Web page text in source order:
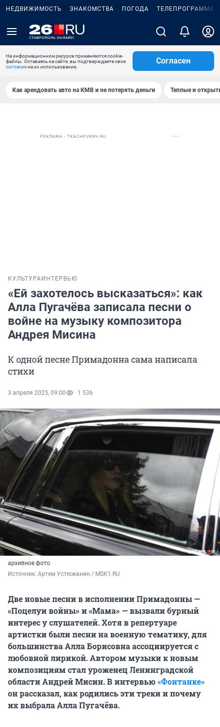
НЕДВИЖИМОСТЬ ЗНАКОМСТВА ПОГОДА ТЕЛЕПРОГРАММА
На информационном ресурсе применяются cookie-
файлы. Оставаясь на сайте, вы подтверждаете свое
согласиена их использование.
Согласен
Как арендовать авто на КМВ и не потерять деньги Теплые и
РЕКЛАМА • TKACHEVKMV.RU
КУЛЬТУРА ИНТЕРВЬЮ
«Ей захотелось высказаться»: как
Алла Пугачёва записала песни о
войне на музыку композитора
Андрея Мисина
К одной песне Примадонна сама написала
стихи
3 апреля 2025, 09:00 1 536
архивное фото
Источник: Артем Устюжанин / MSK1.RU
Две новые песни в исполнении Примадонны —
«Поцелуи войны» и «Мама» — вызвали бурный
интерес у слушателей. Хотя в репертуаре
артистки были песни на военную тематику, для
большинства Алла Борисовна ассоциируется с
любовной лирикой. Автором музыки к новым
композициям стал уроженец Ленинградской
области Андрей Мисин. В интервью«Фонтанке»
он рассказал, как родились эти треки и почему
их выбрала Алла Пугачёва.